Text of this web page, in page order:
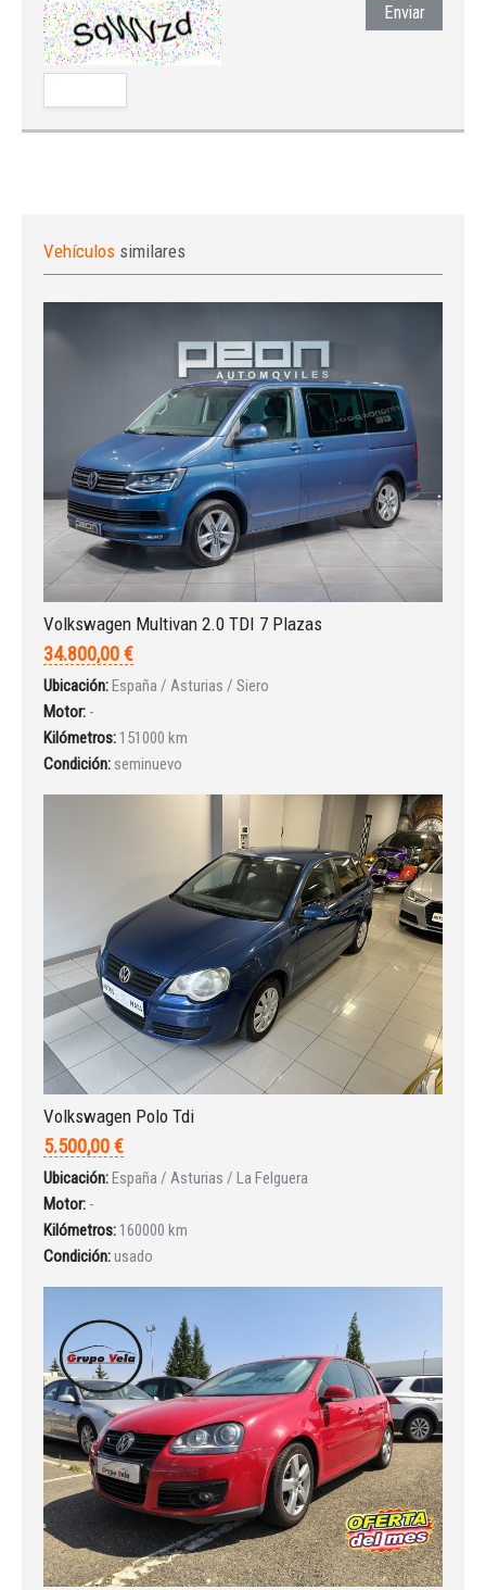
Iniciar sesión
¿Ha olvidado la contraseña?
Enviar
Vehículos similares
Volkswagen Multivan 2.0 TDI 7 Plazas
34.800,00 €
Ubicación:España / Asturias / Siero
Motor: -
Kilómetros: 151000 km
Condición: seminuevo
Volkswagen Polo Tdi
5.500,00 €
Ubicación:España / Asturias / La Felguera
Motor: -
Kilómetros: 160000 km
Condición:usado